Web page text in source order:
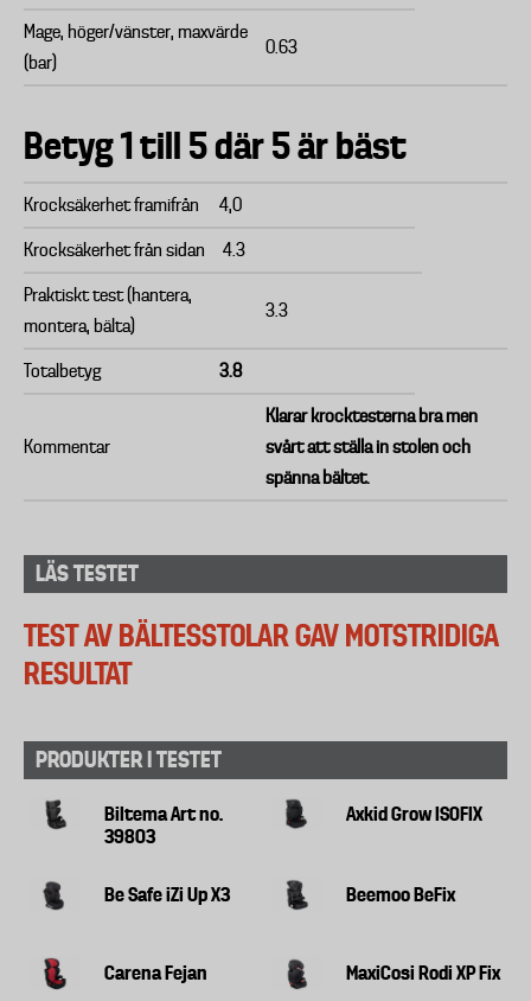
Mage, höger/vänster, maxvärde
(bar)
0.63
Betyg 1 till 5 där 5 är bäst
Krocksäkerhet framifrån 4,0
Krocksäkerhet från sidan 4.3
Praktiskt test (hantera,
montera, bälta)
3.3
Totalbetyg 3.8
Kommentar
Klarar krocktesterna bra men
svårt att ställa in stolen och
spänna bältet.
LÄS TESTET
TEST AV BÄLTESSTOLAR GAV MOTSTRIDIGA
RESULTAT
PRODUKTER I TESTET
Biltema Art no.
39803
Axkid Grow ISOFIX
Be Safe iZi Up X3 Beemoo BeFix
Carena Fejan MaxiCosi Rodi XP Fix